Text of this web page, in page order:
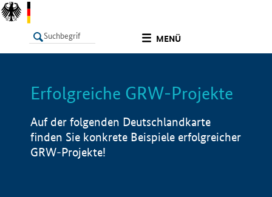
MENÜ
LISTE Info
Erfolgreiche GRW-Projekte
Auf der folgenden Deutschlandkarte
finden Sie konkrete Beispiele erfolgreicher
GRW-Projekte!